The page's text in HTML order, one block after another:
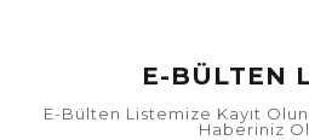
E-BÜLTEN
E-Bülten Listemize Kayıt
Haberiniz